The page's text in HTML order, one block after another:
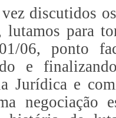
discutidos
lutamos para
06, ponto
e
Jurídica e
negociação